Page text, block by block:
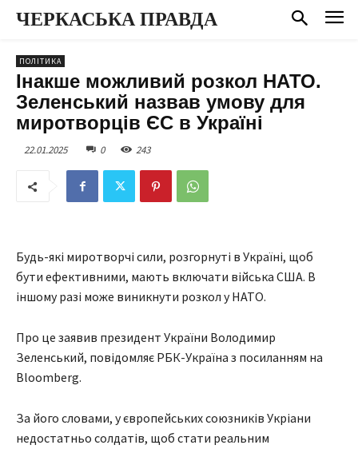
ЧЕРКАСЬКА ПРАВДА
ПОЛІТИКА
Інакше можливий розкол НАТО.
Зеленський назвав умову для
миротворців ЄС в Україні
22.01.2025 0 243
Будь-які миротворчі сили, розгорнуті в Україні, щоб
бути ефективними, мають включати війська США. В
іншому разі може виникнути розкол у НАТО.
Про це заявив президент України Володимир
Зеленський, повідомляє РБК-Україна з посиланням на
Bloomberg.
За його словами, у європейських союзників Укріани
недостатньо солдатів, щоб стати реальним